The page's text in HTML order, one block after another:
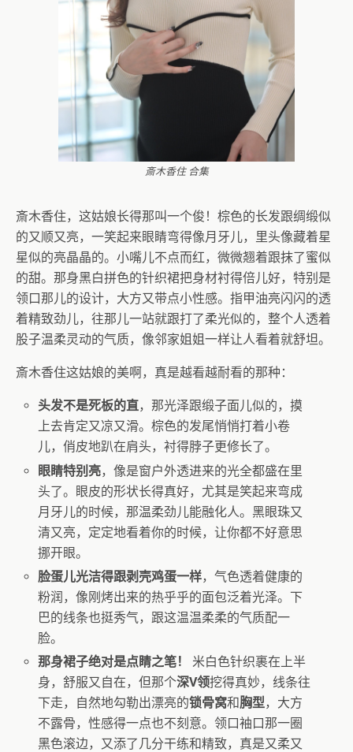
斎木香住 合集
斎木香住，这姑娘长得那叫一个俊！棕色的长发跟绸缎似
的又顺又亮，一笑起来眼睛弯得像月牙儿，里头像藏着星
星似的亮晶晶的。小嘴儿不点而红，微微翘着跟抹了蜜似
的甜。那身黑白拼色的针织裙把身材衬得倍儿好，特别是
领口那儿的设计，大方又带点小性感。指甲油亮闪闪的透
着精致劲儿，往那儿一站就跟打了柔光似的，整个人透着
股子温柔灵动的气质，像邻家姐姐一样让人看着就舒坦。
斎木香住这姑娘的美啊，真是越看越耐看的那种：
​头发不是死板的直​​，那光泽跟缎子面儿似的，摸
上去肯定又凉又滑。棕色的发尾悄悄打着小卷
儿，俏皮地趴在肩头，衬得脖子更修长了。
​眼睛特别亮​​，像是窗户外透进来的光全都盛在里
头了。眼皮的形状长得真好，尤其是笑起来弯成
月牙儿的时候，那温柔劲儿能融化人。黑眼珠又
清又亮，定定地看着你的时候，让你都不好意思
挪开眼。
​脸蛋儿光洁得跟剥壳鸡蛋一样​​，气色透着健康的
粉润，像刚烤出来的热乎乎的面包泛着光泽。下
巴的线条也挺秀气，跟这温温柔柔的气质配一
脸。
​那身裙子绝对是点睛之笔！​
​ 米白色针织裹在上半
身，舒服又自在，但那个​​深V领​​挖得真妙，线条往
下走，自然地勾勒出漂亮的​​锁骨窝​​和​​胸型​​，大方
不露骨，性感得一点也不刻意。领口袖口那一圈
黑色滚边，又添了几分干练和精致，真是又柔又